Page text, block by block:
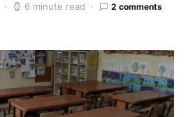
6 minute read 2 comments